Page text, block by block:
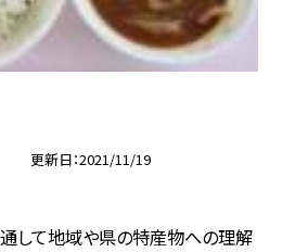
更新日 2021/11/19
して地域や県の特産物への理解